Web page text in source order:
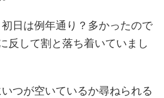
日は例年通り？多かったので
反して割と落ち着いていまし
つが空いているか尋ねられる